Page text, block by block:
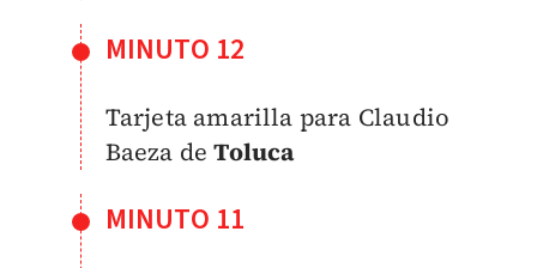
MINUTO 12
Tarjeta amarilla para Claudio
Baeza deToluca
MINUTO 11